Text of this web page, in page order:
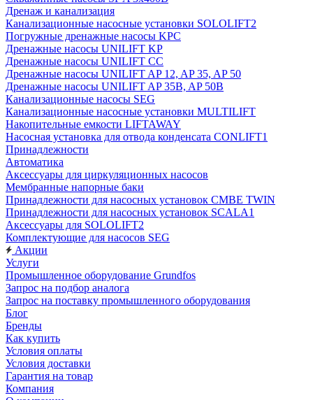
Дренаж и канализация
Канализационные насосные установки SOLOLIFT2
Погружные дренажные насосы KPC
Дренажные насосы UNILIFT KP
Дренажные насосы UNILIFT CC
Дренажные насосы UNILIFT AP 12, AP 35, AP 50
Дренажные насосы UNILIFT AP 35B, AP 50B
Канализационные насосы SEG
Канализационные насосные установки MULTILIFT
Накопительные емкости LIFTAWAY
Насосная установка для отвода конденсата CONLIFT1
Принадлежности
Автоматика
Аксессуары для циркуляционных насосов
Мембранные напорные баки
Принадлежности для насосных установок CMBE TWIN
Принадлежности для насосных установок SCALA1
Аксессуары для SOLOLIFT2
Комплектующие для насосов SEG
Акции
Услуги
Промышленное оборудование Grundfos
Запрос на подбор аналога
Запрос на поставку промышленного оборудования
Блог
Бренды
Как купить
Условия оплаты
Условия доставки
Гарантия на товар
Компания